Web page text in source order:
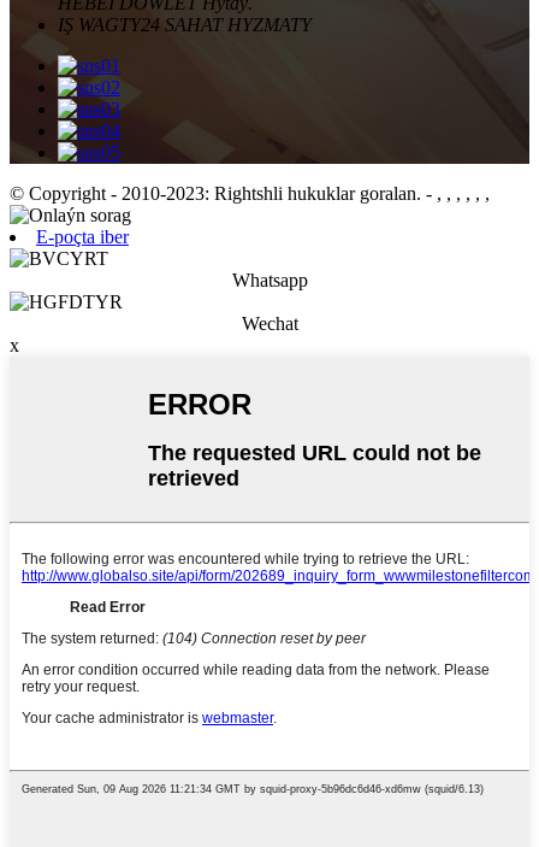
IŞ WAGTY24 SAHAT HYZMATY
© Copyright - 2010-2023: Rightshli hukuklar goralan. - , , , , , ,
E-poçta iber
Whatsapp
Wechat
x